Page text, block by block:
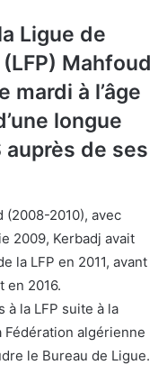
Ligue de
Mahfoud
mardi à l’âge
longue
auprès de ses
(2008-2010), avec
2009, Kerbadj avait
la LFP en 2011, avant
en 2016.
à la LFP suite à la
Fédération algérienne
le Bureau de Ligue.